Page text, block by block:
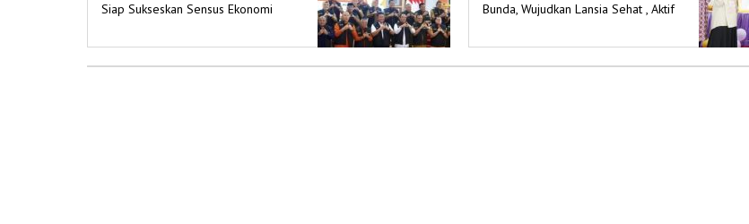
Siap Sukseskan Sensus Ekonomi
Bunda, Wujudkan Lansia Sehat , Aktif